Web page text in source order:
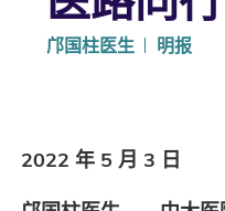
邝国柱医生 明报
2022 年 5 月 3 日